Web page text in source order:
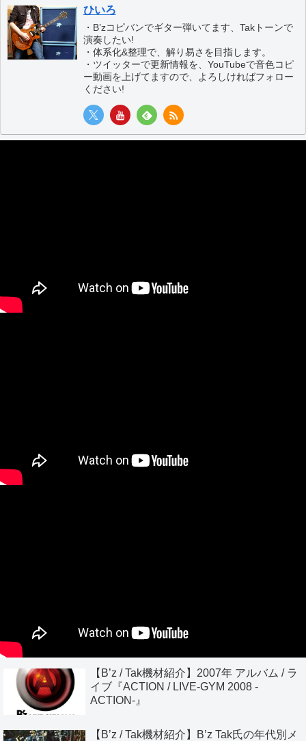
ひいろ
・B’zコピバンでギター弾いてます、Takトーンで
演奏したい!
・体系化&整理で、解り易さを目指します。
・ツイッターで更新情報を、YouTubeで音色コピ
ー動画を上げてますので、よろしければフォロー
ください!
【B’z / Tak機材紹介】2007年 アルバム / ラ
イブ『ACTION / LIVE-GYM 2008 -
ACTION-』
【B’z / Tak機材紹介】B’z Tak氏の年代別メ